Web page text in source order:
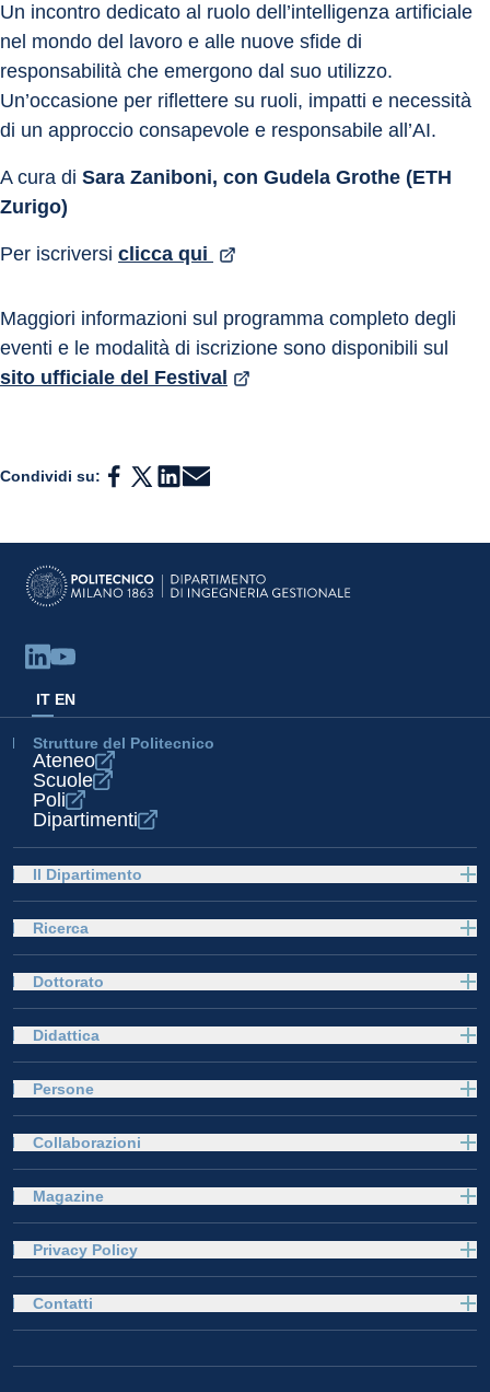
Un incontro dedicato al ruolo dell’intelligenza artificiale
nel mondo del lavoro e alle nuove sfide di
responsabilità che emergono dal suo utilizzo.
Un’occasione per riflettere su ruoli, impatti e necessità
di un approccio consapevole e responsabile all’AI.
A cura di Sara Zaniboni, con Gudela Grothe (ETH
Zurigo)
Per iscriversi clicca qui
Maggiori informazioni sul programma completo degli
eventi e le modalità di iscrizione sono disponibili sul
sito ufficiale del Festival
Condividi su:
IT EN
Strutture del Politecnico
Ateneo
Scuole
Poli
Dipartimenti
Il Dipartimento
Ricerca
Dottorato
Didattica
Persone
Collaborazioni
Magazine
Privacy Policy
Contatti